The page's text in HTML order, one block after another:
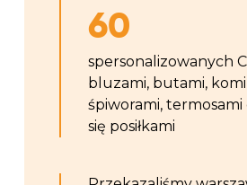
60
spersonalizowanych
bluzami, butami,
śpiworami,
się posiłkami